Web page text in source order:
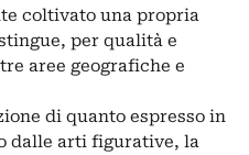
coltivato una propria
per qualità e
aree geografiche e
di quanto espresso in
dalle arti figurative, la